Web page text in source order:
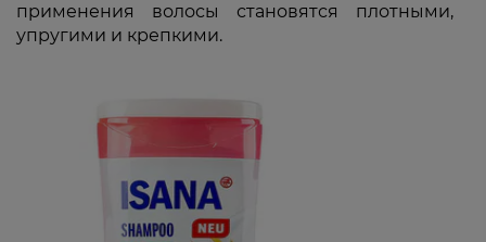
применения волосы становятся плотными,
упругими и крепкими.